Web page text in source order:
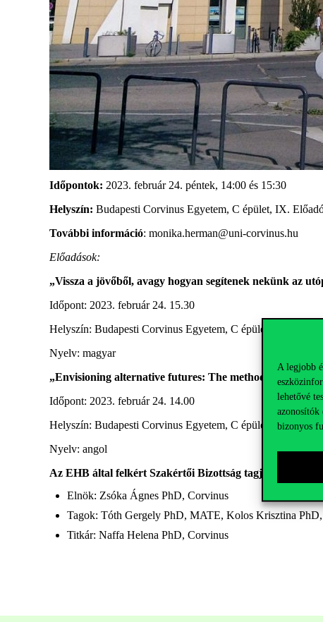
A legjobb
lehetővé
azonosítók
bizonyos
Időpontok: 2023. február 24. péntek, 14:00 és 15:30
Helyszín: Budapesti Corvinus Egyetem, C épület, IX.
További információ: monika.herman@uni-corvinus.hu
Előadások:
„Vissza a jövőből, avagy hogyan segítenek nekünk az
Időpont: 2023. február 24. 15.30
Helyszín: Budapesti Corvinus Egyetem, C épület, IX-es
Nyelv: magyar
„Envisioning alternative futures: The method of
Időpont: 2023. február 24. 14.00
Helyszín: Budapesti Corvinus Egyetem, C épület, IX.
Nyelv: angol
Az EHB által felkért Szakértői Bizottság tagjai:
Elnök: Zsóka Ágnes PhD, Corvinus
Tagok: Tóth Gergely PhD, MATE, Kolos Krisztina
Titkár: Naffa Helena PhD, Corvinus